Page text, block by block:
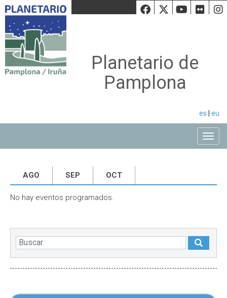
Facebook
Twiiter
Planetario de
Pamplona
es eu
AGO SEP OCT
No hay eventos programados.